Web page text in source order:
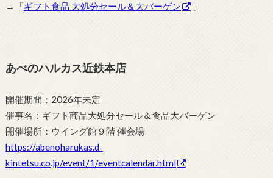
→「ギフト食品 大処分セール＆大バーゲン 」
あべのハルカス近鉄本店
開催期間：2026年未定
催事名：ギフト商品大処分セール＆食品大バーゲン
開催場所：ウイング館９階 催会場
https://abenoharukas.d-
kintetsu.co.jp/event/1/eventcalendar.html